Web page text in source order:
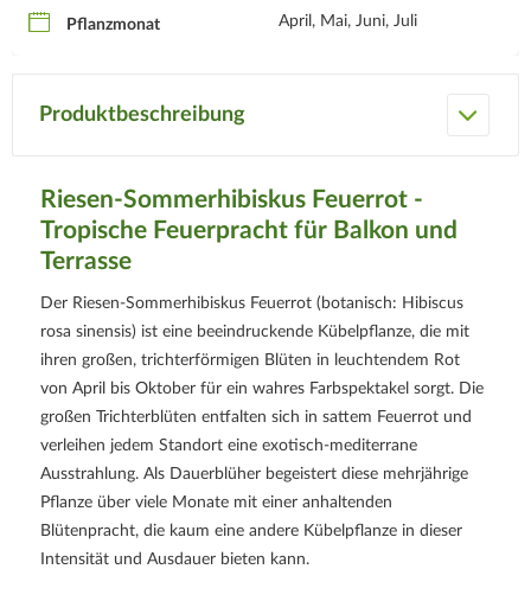
Pflanzmonat April, Mai, Juni, Juli
Produktbeschreibung
Riesen-Sommerhibiskus Feuerrot -
Tropische Feuerpracht für Balkon und
Terrasse
Der Riesen-Sommerhibiskus Feuerrot (botanisch: Hibiscus
rosa sinensis) ist eine beeindruckende Kübelpflanze, die mit
ihren großen, trichterförmigen Blüten in leuchtendem Rot
von April bis Oktober für ein wahres Farbspektakel sorgt. Die
großen Trichterblüten entfalten sich in sattem Feuerrot und
verleihen jedem Standort eine exotisch-mediterrane
Ausstrahlung. Als Dauerblüher begeistert diese mehrjährige
Pflanze über viele Monate mit einer anhaltenden
Blütenpracht, die kaum eine andere Kübelpflanze in dieser
Intensität und Ausdauer bieten kann.